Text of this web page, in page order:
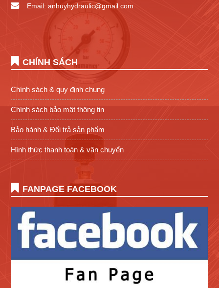
Email: anhuyhydraulic@gmail.com
CHÍNH SÁCH
Chính sách & quy định chung
Chính sách bảo mật thông tin
Bảo hành & Đổi trả sản phẩm
Hình thức thanh toán & vận chuyển
FANPAGE FACEBOOK